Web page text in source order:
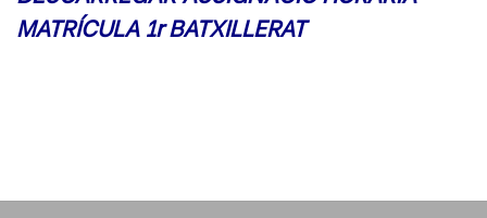
MATRÍCULA 1r BATXILLERAT